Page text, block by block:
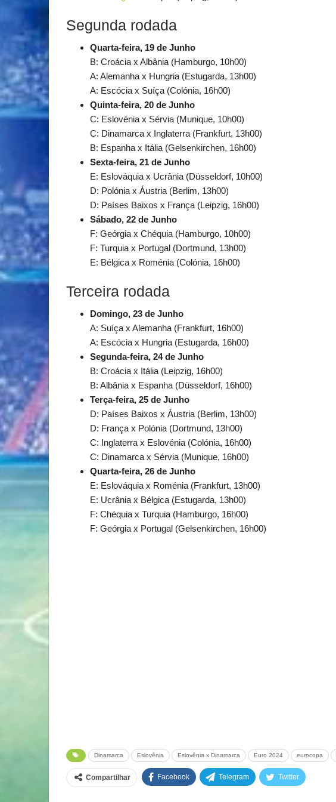
Segunda rodada
Quarta-feira, 19 de Junho
B: Croácia x Albânia (Hamburgo, 10h00)
A: Alemanha x Hungria (Estugarda, 13h00)
A: Escócia x Suíça (Colónia, 16h00)
Quinta-feira, 20 de Junho
C: Eslovénia x Sérvia (Munique, 10h00)
C: Dinamarca x Inglaterra (Frankfurt, 13h00)
B: Espanha x Itália (Gelsenkirchen, 16h00)
Sexta-feira, 21 de Junho
E: Eslováquia x Ucrânia (Düsseldorf, 10h00)
D: Polónia x Áustria (Berlim, 13h00)
D: Países Baixos x França (Leipzig, 16h00)
Sábado, 22 de Junho
F: Geórgia x Chéquia (Hamburgo, 10h00)
F: Turquia x Portugal (Dortmund, 13h00)
E: Bélgica x Roménia (Colónia, 16h00)
Terceira rodada
Domingo, 23 de Junho
A: Suíça x Alemanha (Frankfurt, 16h00)
A: Escócia x Hungria (Estugarda, 16h00)
Segunda-feira, 24 de Junho
B: Croácia x Itália (Leipzig, 16h00)
B: Albânia x Espanha (Düsseldorf, 16h00)
Terça-feira, 25 de Junho
D: Países Baixos x Áustria (Berlim, 13h00)
D: França x Polónia (Dortmund, 13h00)
C: Inglaterra x Eslovénia (Colónia, 16h00)
C: Dinamarca x Sérvia (Munique, 16h00)
Quarta-feira, 26 de Junho
E: Eslováquia x Roménia (Frankfurt, 13h00)
E: Ucrânia x Bélgica (Estugarda, 13h00)
F: Chéquia x Turquia (Hamburgo, 16h00)
F: Geórgia x Portugal (Gelsenkirchen, 16h00)
Dinamarca Eslovênia Eslovênia x Dinamarca Euro 2024 eurocopa
Compartilhar Facebook Telegram Twitter